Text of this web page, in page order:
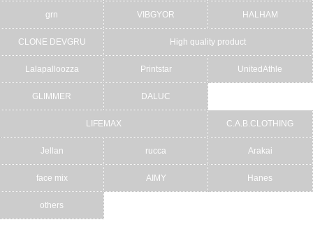
grn VIBGYOR HALHAM
CLONE DEVGRU High quality product
Lalapalloozza Printstar UnitedAthle
GLIMMER DALUC
LIFEMAX C.A.B.CLOTHING
Jellan rucca Arakai
face mix AIMY Hanes
others